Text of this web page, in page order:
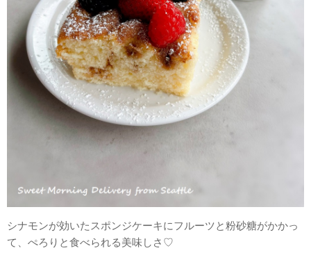
シナモンが効いたスポンジケーキにフルーツと粉砂糖がかかっ
て、ぺろりと食べられる美味しさ♡